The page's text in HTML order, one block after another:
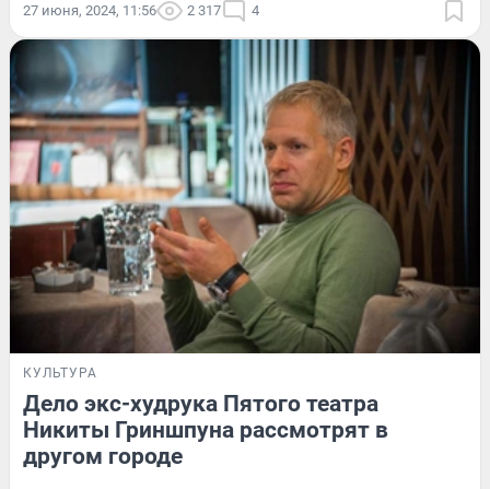
27 июня, 2024, 11:56 2 317 4
КУЛЬТУРА
Дело экс-худрука Пятого театра
Никиты Гриншпуна рассмотрят в
другом городе